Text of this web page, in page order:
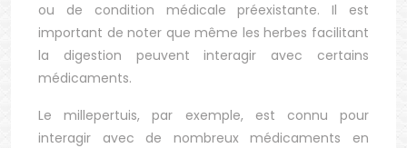
ou de condition médicale préexistante. Il est
important de noter que même les herbes facilitant
la digestion peuvent interagir avec certains
médicaments.
Le millepertuis, par exemple, est connu pour
interagir avec de nombreux médicaments en